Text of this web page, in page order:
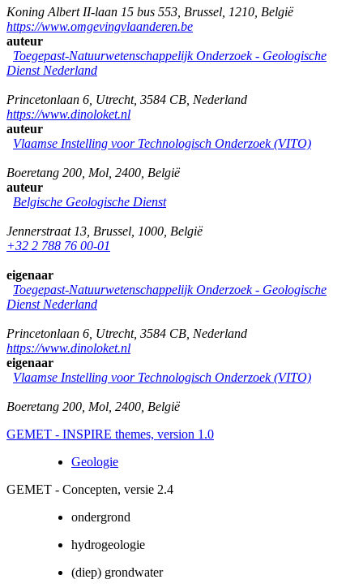
Koning Albert II-laan 15 bus 553 Brussel 1210 België
https://www.omgevingvlaanderen.be
auteur
Toegepast-Natuurwetenschappelijk Onderzoek - Geologische
Dienst Nederland
Princetonlaan 6 Utrecht, 3584 CB Nederland
https://www.dinoloket.nl
auteur
Vlaamse Instelling voor Technologisch Onderzoek (VITO)
Boeretang 200 Mol 2400 België
auteur
Belgische Geologische Dienst
Jennerstraat 13 Brussel 1000 België
+32 2 788 76 00-01
eigenaar
Toegepast-Natuurwetenschappelijk Onderzoek - Geologische
Dienst Nederland
Princetonlaan 6 Utrecht, 3584 CB Nederland
https://www.dinoloket.nl
eigenaar
Vlaamse Instelling voor Technologisch Onderzoek (VITO)
Boeretang 200 Mol 2400 België
GEMET - INSPIRE themes, version 1.0
Geologie
GEMET - Concepten, versie 2.4
ondergrond
hydrogeologie
(diep) grondwater